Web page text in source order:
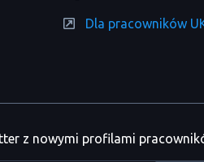
Dla pracowników
z nowymi profilami